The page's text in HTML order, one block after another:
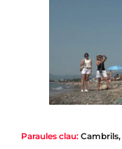
Paraules clau: Cambrils,